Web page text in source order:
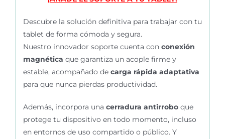
Descubre la solución definitiva para trabajar con tu
tablet de forma cómoda y segura.
Nuestro innovador soporte cuenta con conexión
magnética que garantiza un acople firme y
estable, acompañado de carga rápida adaptativa
para que nunca pierdas productividad.
Además, incorpora una cerradura antirroboque
protege tu dispositivo en todo momento, incluso
en entornos de uso compartido o público. Y